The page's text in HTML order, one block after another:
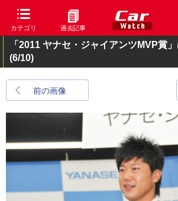
カテゴリ 過去記事
「2011 ヤナセ・ジャイアンツMVP賞
(6/10)
前の画像